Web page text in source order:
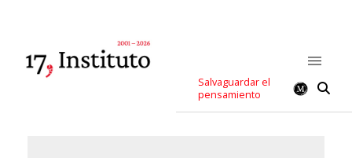
Salvaguardar el
pensamiento